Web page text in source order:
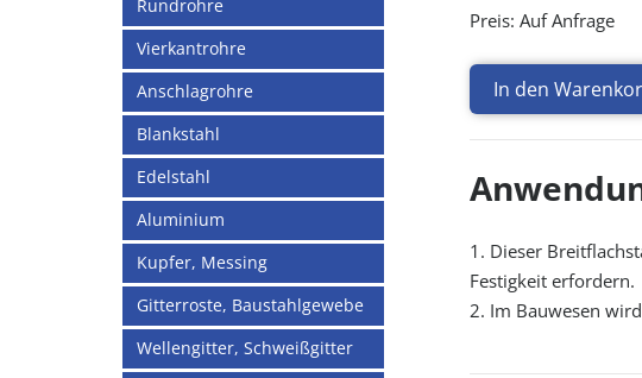
Rundrohre
Vierkantrohre
Anschlagrohre
Blankstahl
Edelstahl
Aluminium
Kupfer, Messing
Gitterroste, Baustahlgewebe
Wellengitter, Schweißgitter
Preis: Auf Anfrage
In den
1. Dieser
Festigkeit erfordern.
2. Im Bauwesen